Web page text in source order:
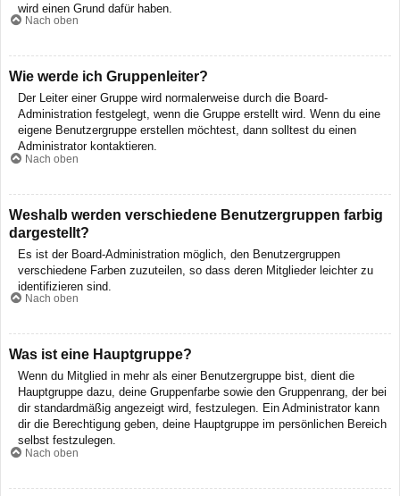
wird einen Grund dafür haben.
Nach oben
Wie werde ich Gruppenleiter?
Der Leiter einer Gruppe wird normalerweise durch die Board-
Administration festgelegt, wenn die Gruppe erstellt wird. Wenn du eine
eigene Benutzergruppe erstellen möchtest, dann solltest du einen
Administrator kontaktieren.
Nach oben
Weshalb werden verschiedene Benutzergruppen farbig
dargestellt?
Es ist der Board-Administration möglich, den Benutzergruppen
verschiedene Farben zuzuteilen, so dass deren Mitglieder leichter zu
identifizieren sind.
Nach oben
Was ist eine Hauptgruppe?
Wenn du Mitglied in mehr als einer Benutzergruppe bist, dient die
Hauptgruppe dazu, deine Gruppenfarbe sowie den Gruppenrang, der bei
dir standardmäßig angezeigt wird, festzulegen. Ein Administrator kann
dir die Berechtigung geben, deine Hauptgruppe im persönlichen Bereich
selbst festzulegen.
Nach oben